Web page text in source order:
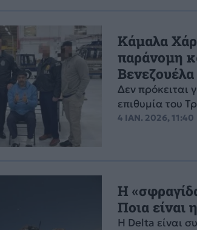
Κάμαλα
παράνομη
Βενεζουέλα
Δεν πρόκειται
επιθυμία του
4 ΙΑΝ. 2026, 11:40
Η
Ποια είναι
Η Delta είναι